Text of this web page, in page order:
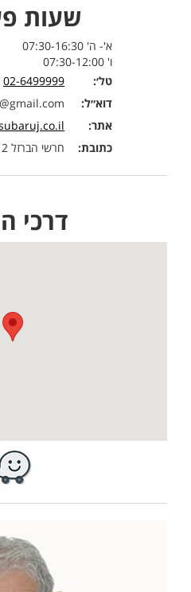
שעות
א'- ה' 07:30-16:30
ו' 07:30-12:00
טל׳:
02-6499999
דוא״ל:
אתר:
כתובת:
חרשי הברזל 2 ירושלים
דרכי